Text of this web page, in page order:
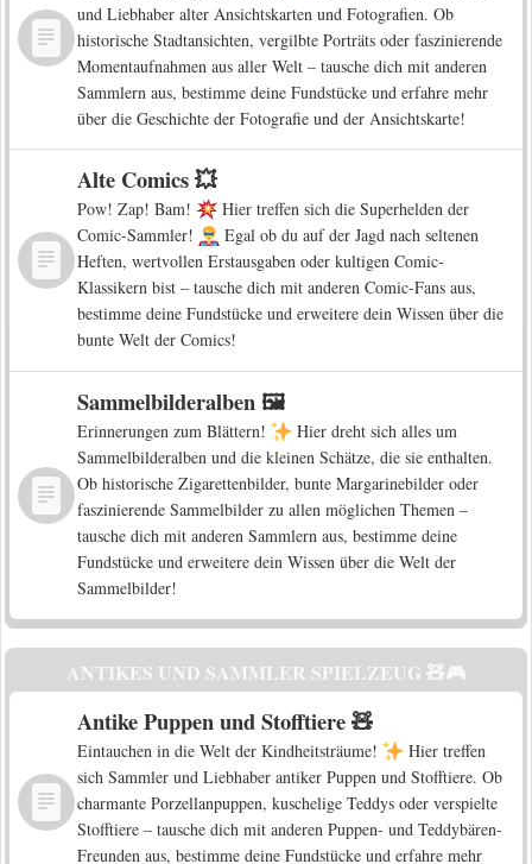
und Liebhaber alter Ansichtskarten und Fotografien. Ob
historische Stadtansichten, vergilbte Porträts oder faszinierende
Momentaufnahmen aus aller Welt – tausche dich mit anderen
Sammlern aus, bestimme deine Fundstücke und erfahre mehr
über die Geschichte der Fotografie und der Ansichtskarte!
Alte Comics 💥
Pow! Zap! Bam!
Hier treffen sich die Superhelden der
Comic-Sammler!
Egal ob du auf der Jagd nach seltenen
Heften, wertvollen Erstausgaben oder kultigen Comic-
Klassikern bist – tausche dich mit anderen Comic-Fans aus,
bestimme deine Fundstücke und erweitere dein Wissen über die
bunte Welt der Comics!
Sammelbilderalben 🖼️
Erinnerungen zum Blättern!
Hier dreht sich alles um
Sammelbilderalben und die kleinen Schätze, die sie enthalten.
Ob historische Zigarettenbilder, bunte Margarinebilder oder
faszinierende Sammelbilder zu allen möglichen Themen –
tausche dich mit anderen Sammlern aus, bestimme deine
Fundstücke und erweitere dein Wissen über die Welt der
Sammelbilder!
ANTIKES UND SAMMLER SPIELZEUG 🧸🎮
Antike Puppen und Stofftiere 🧸
Eintauchen in die Welt der Kindheitsträume!
Hier treffen
sich Sammler und Liebhaber antiker Puppen und Stofftiere. Ob
charmante Porzellanpuppen, kuschelige Teddys oder verspielte
Stofftiere – tausche dich mit anderen Puppen- und Teddybären-
Freunden aus, bestimme deine Fundstücke und erfahre mehr